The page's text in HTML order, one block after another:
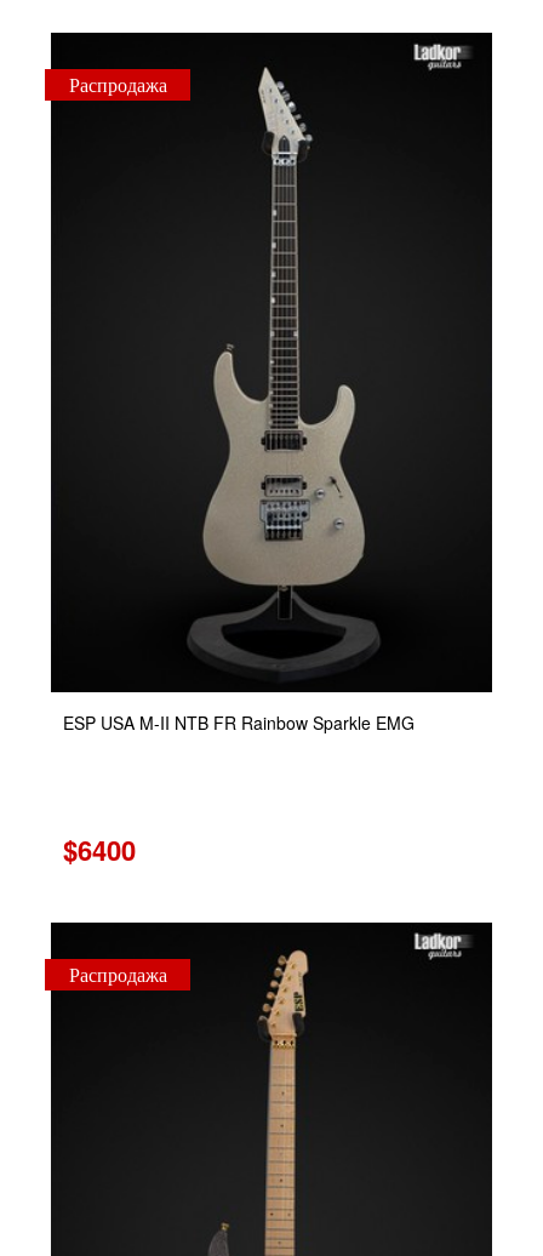
Распродажа
ESP USA M-II NTB FR Rainbow Sparkle EMG
$6400
Распродажа